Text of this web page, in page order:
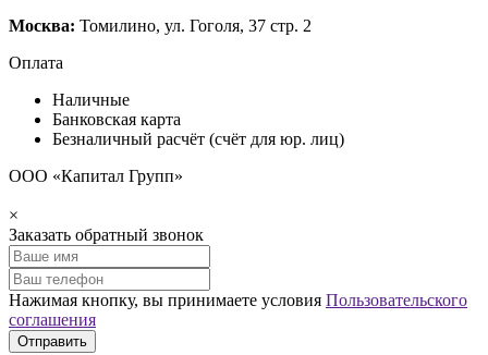
Москва: Томилино, ул. Гоголя, 37 стр. 2
Оплата
Наличные
Банковская карта
Безналичный расчёт (счёт для юр. лиц)
ООО «Капитал Групп»
×
Заказать обратный звонок
Нажимая кнопку, вы принимаете условия Пользовательского
соглашения